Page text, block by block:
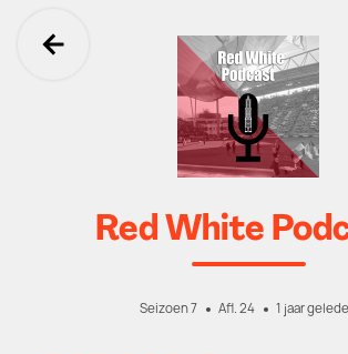
Ga terug
Red White
Seizoen 7 Afl. 24 1 jaar